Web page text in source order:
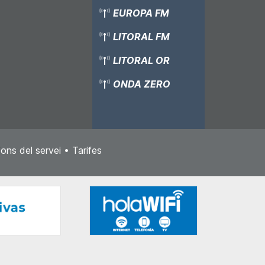
EUROPA FM
LITORAL FM
LITORAL OR
ONDA ZERO
del servei • Tarifes